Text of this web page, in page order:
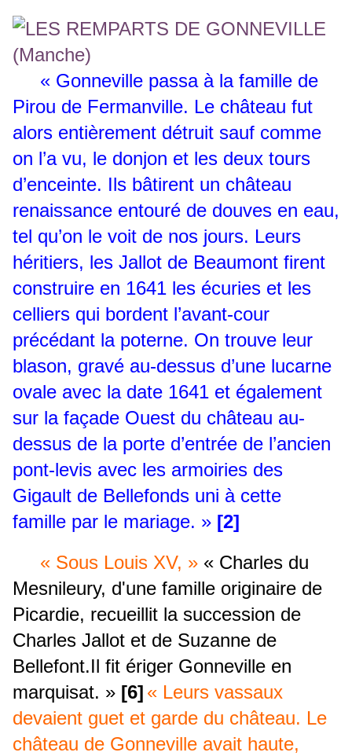
« Gonneville passa à la famille de
Pirou de Fermanville. Le château fut
alors entièrement détruit sauf comme
on l’a vu, le donjon et les deux tours
d’enceinte. Ils bâtirent un château
renaissance entouré de douves en eau,
tel qu’on le voit de nos jours. Leurs
héritiers, les Jallot de Beaumont firent
construire en 1641 les écuries et les
celliers qui bordent l’avant-cour
précédant la poterne. On trouve leur
blason, gravé au-dessus d’une lucarne
ovale avec la date 1641 et également
sur la façade Ouest du château au-
dessus de la porte d’entrée de l’ancien
pont-levis avec les armoiries des
Gigault de Bellefonds uni à cette
famille par le mariage. » [2]
« Sous Louis XV, » « Charles du
Mesnileury, d'une famille originaire de
Picardie, recueillit la succession de
Charles Jallot et de Suzanne de
Bellefont.Il fit ériger Gonneville en
marquisat. » [6] « Leurs vassaux
devaient guet et garde du château. Le
château de Gonneville avait haute,